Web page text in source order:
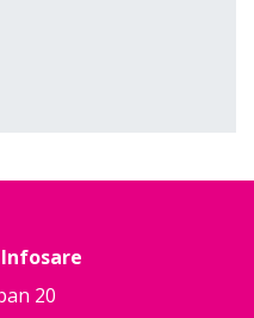
Infosare
20